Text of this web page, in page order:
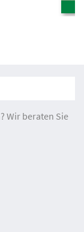
Wir beraten Sie